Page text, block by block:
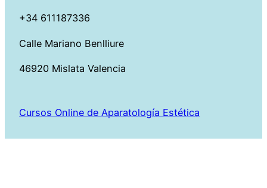
+34 611187336
Calle Mariano Benlliure
46920 Mislata Valencia
Cursos Online de Aparatología Estética